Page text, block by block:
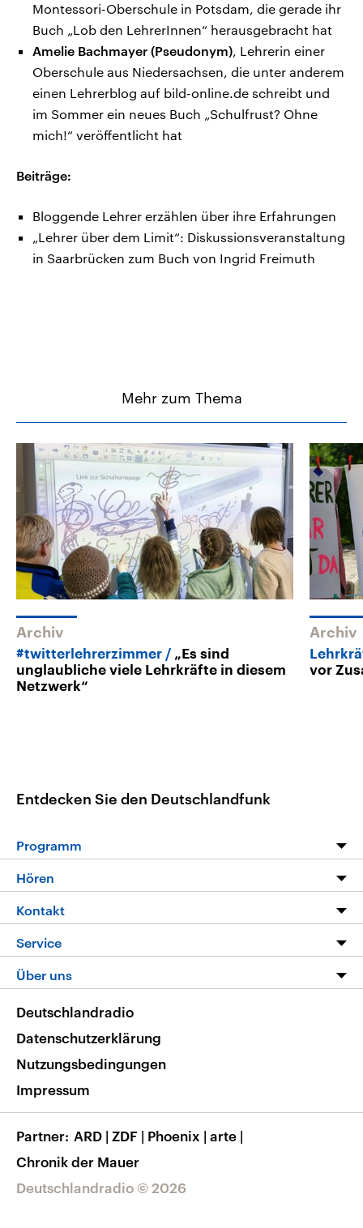
Montessori-Oberschule in Potsdam, die gerade ihr
Buch „Lob den LehrerInnen“ herausgebracht hat
Amelie Bachmayer (Pseudonym), Lehrerin einer
Oberschule aus Niedersachsen, die unter anderem
einen Lehrerblog auf bild-online.de schreibt und
im Sommer ein neues Buch „Schulfrust? Ohne
mich!“ veröffentlicht hat
Beiträge:
Bloggende Lehrer erzählen über ihre Erfahrungen
„Lehrer über dem Limit“: Diskussionsveranstaltung
in Saarbrücken zum Buch von Ingrid Freimuth
Mehr zum Thema
Archiv
#twitterlehrerzimmer
„Es sind
unglaubliche viele Lehrkräfte in diesem
Netzwerk“
Archiv
vor
Entdecken Sie den Deutschlandfunk
Programm
Programm
Die Nachrichten
Nachrichtenleicht
Neue Beiträge auf dlf.de
Hören
Livestream
Podcasts
Deutschlandfunk App
Nachrichten App
Frequenzen
Kontakt
Hörerservice
Service
FAQ
Veranstaltungen
Musikliste
RSS
Über uns
Barrierefreiheit
Deutschlandradio © 2026
Deutschlandradio
Datenschutzerklärung
Nutzungsbedingungen
Impressum
Partner ARD | ZDF | Phoenix | arte |
Chronik der Mauer